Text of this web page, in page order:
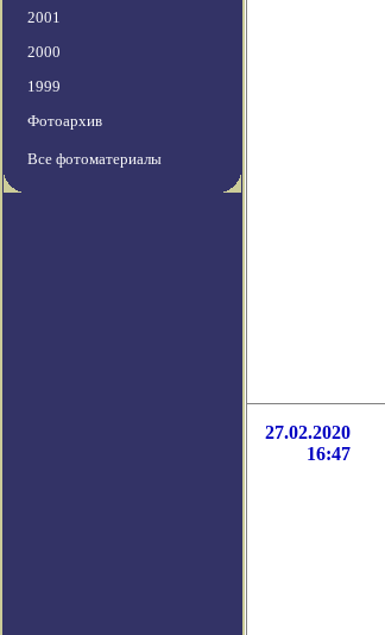
2001
2000
1999
Фотоархив
Все фотоматериалы
27.02.2020
16:47